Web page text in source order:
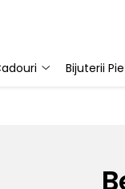
Bijuterii